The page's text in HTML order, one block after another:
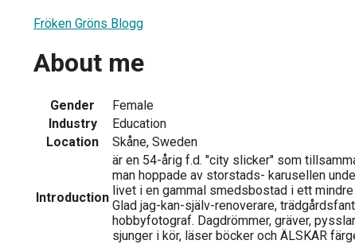
Fröken Gröns Blogg
About me
Gender
Female
Industry
Education
Location
Skåne, Sweden
Introduction
är en 54-årig f.d. "city slicker" som
man hoppade av storstads- karusellen
livet i en gammal smedsbostad i ett
Glad jag-kan-själv-renoverare,
hobbyfotograf. Dagdrömmer, gräver,
sjunger i kör, läser böcker och ÄLSKAR